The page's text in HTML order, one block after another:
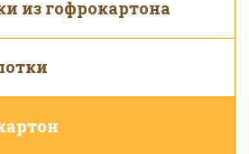
из гофрокартона